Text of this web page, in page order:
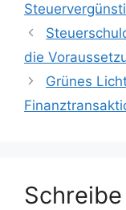
die
Grünes